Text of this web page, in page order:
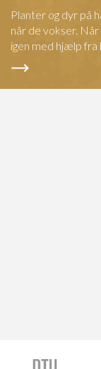
Planter og dyr på
når de vokser.
igen med hjælp fra